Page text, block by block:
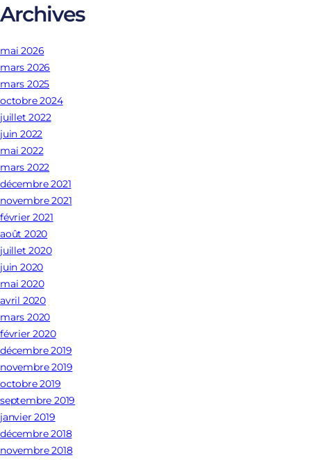
Archives
mai 2026
mars 2026
mars 2025
octobre 2024
juillet 2022
juin 2022
mai 2022
mars 2022
décembre 2021
novembre 2021
février 2021
août 2020
juillet 2020
juin 2020
mai 2020
avril 2020
mars 2020
février 2020
décembre 2019
novembre 2019
octobre 2019
septembre 2019
janvier 2019
décembre 2018
novembre 2018